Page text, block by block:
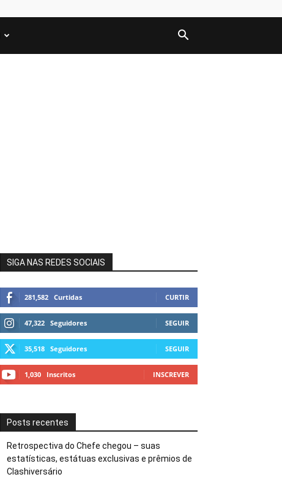
SIGA NAS REDES SOCIAIS
281,582 Curtidas CURTIR
47,322 Seguidores SEGUIR
35,518 Seguidores SEGUIR
1,030 Inscritos INSCREVER
Posts recentes
Retrospectiva do Chefe chegou – suas
estatísticas, estátuas exclusivas e prêmios de
Clashiversário